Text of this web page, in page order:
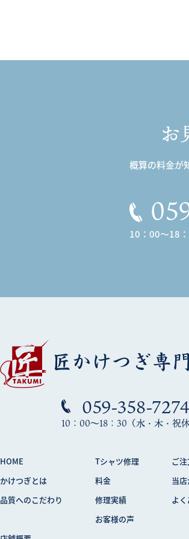
お
概算の料金が
10：00～18
059-358-7274
10：00～18：30（水・木・祝休
HOME
かけつぎとは
品質へのこだわり
Tシャツ修理
料金
修理実績
お客様の声
ご
当
よ